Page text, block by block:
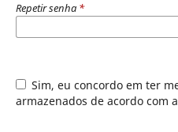
Repetir senha *
Sim, eu concordo em ter meus dados coletados e
armazenados de acordo com a